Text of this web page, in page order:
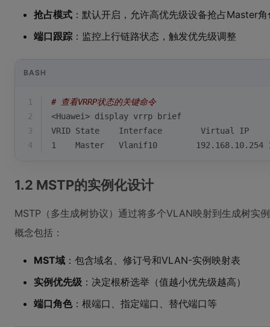
抢占模式 ：默认开启，允许高优先级设备抢占Master角
端口跟踪 ：监控上行链路状态，触发优先级调整
BASH
1
# 查看VRRP状态的关键命令
2
<Huawei> display vrrp brief
3
VRID State    Interface        Virtual IP
4
1    Master   Vlanif10        192.168.10.254
1.2 MSTP的实例化设计
MSTP（多生成树协议）通过将多个VLAN映射到生成树实
概念包括：
MST域 ：包含域名、修订号和VLAN-实例映射表
实例优先级 ：决定根桥选举（值越小优先级越高）
端口角色：根端口、指定端口、替代端口等